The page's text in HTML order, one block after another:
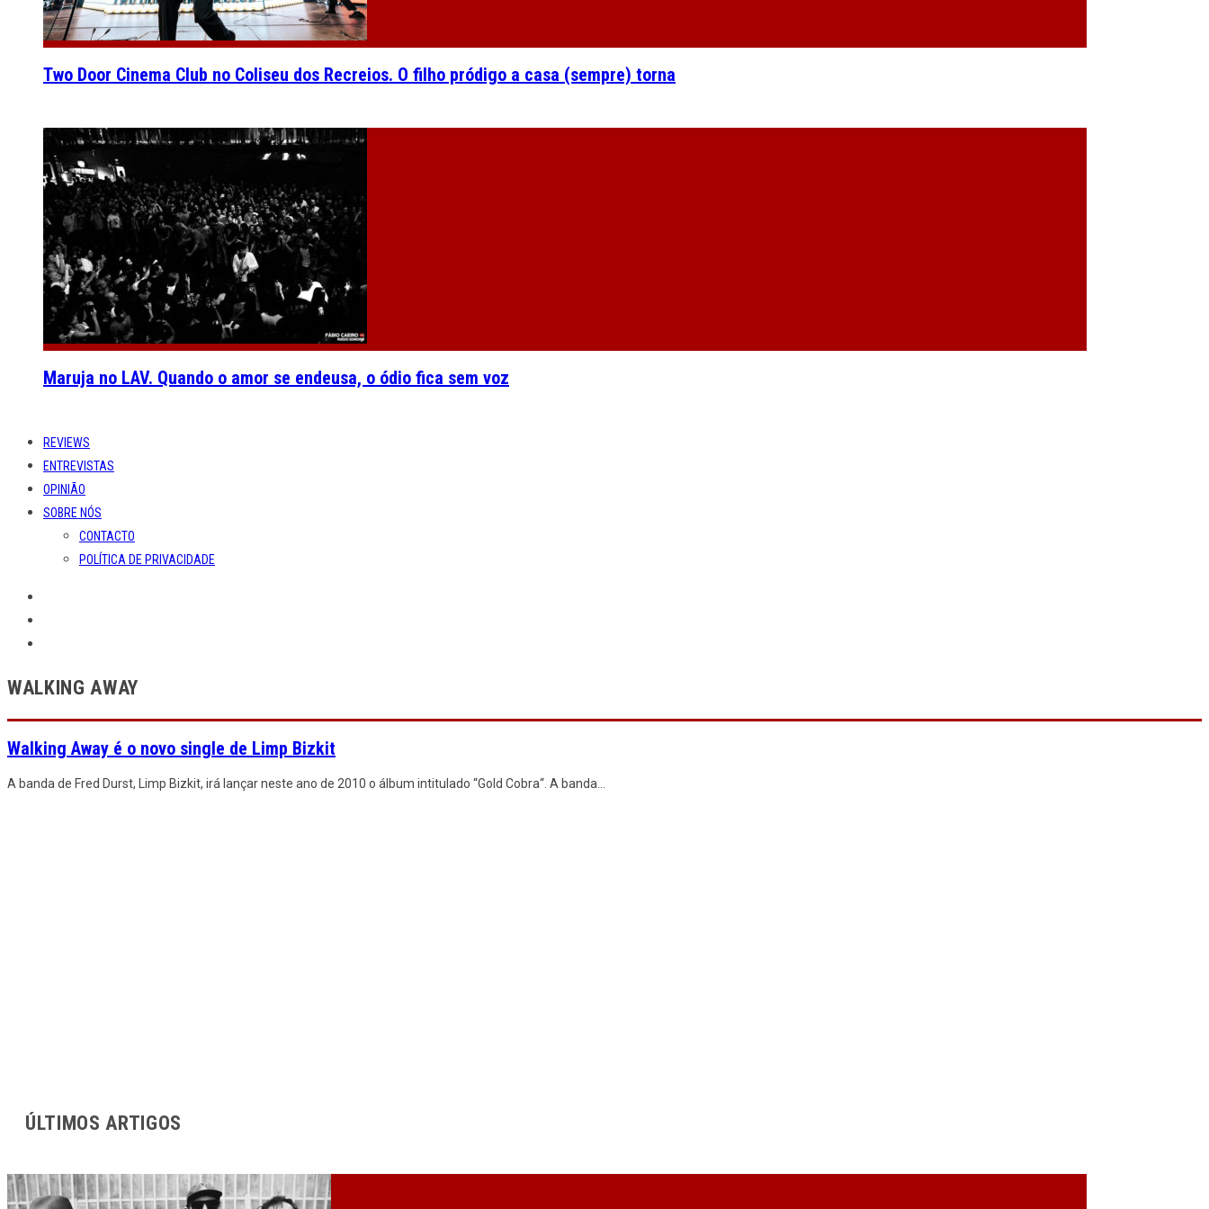
Two Door Cinema Club no Coliseu dos Recreios. O filho pródigo a casa (sempre) torna
Maruja no LAV. Quando o amor se endeusa, o ódio fica sem voz
REVIEWS
ENTREVISTAS
OPINIÃO
SOBRE NÓS
CONTACTO
POLÍTICA DE PRIVACIDADE
WALKING AWAY
Walking Away é o novo single de Limp Bizkit
A banda de Fred Durst, Limp Bizkit, irá lançar neste ano de 2010 o álbum intitulado “Gold Cobra“ . A banda...
ÚLTIMOS ARTIGOS